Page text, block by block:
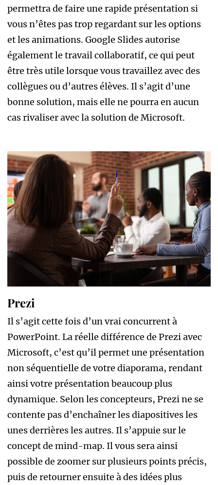
permettra de faire une rapide présentation si
vous n’êtes pas trop regardant sur les options
et les animations. Google Slides autorise
également le travail collaboratif, ce qui peut
être très utile lorsque vous travaillez avec des
collègues ou d’autres élèves. Il s’agit d’une
bonne solution, mais elle ne pourra en aucun
cas rivaliser avec la solution de Microsoft.
Prezi
Il s’agit cette fois d’un vrai concurrent à
PowerPoint. La réelle différence de Prezi avec
Microsoft, c’est qu’il permet une présentation
non séquentielle de votre diaporama, rendant
ainsi votre présentation beaucoup plus
dynamique. Selon les concepteurs, Prezi ne se
contente pas d’enchaîner les diapositives les
unes derrières les autres. Il s’appuie sur le
concept de mind-map. Il vous sera ainsi
possible de zoomer sur plusieurs points précis,
puis de retourner ensuite à des idées plus